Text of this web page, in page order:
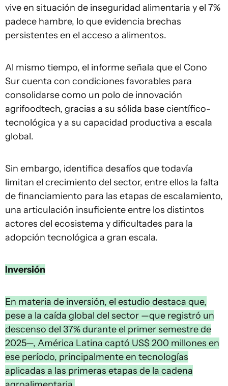
vive en situación de inseguridad alimentaria y el 7%
padece hambre, lo que evidencia brechas
persistentes en el acceso a alimentos.
Al mismo tiempo, el informe señala que el Cono
Sur cuenta con condiciones favorables para
consolidarse como un polo de innovación
agrifoodtech, gracias a su sólida base científico-
tecnológica y a su capacidad productiva a escala
global.
Sin embargo, identifica desafíos que todavía
limitan el crecimiento del sector, entre ellos la falta
de financiamiento para las etapas de escalamiento,
una articulación insuficiente entre los distintos
actores del ecosistema y dificultades para la
adopción tecnológica a gran escala.
Inversión
En materia de inversión, el estudio destaca que,
pese a la caída global del sector —que registró un
descenso del 37% durante el primer semestre de
2025—, América Latina captó US$ 200 millones en
ese período, principalmente en tecnologías
aplicadas a las primeras etapas de la cadena